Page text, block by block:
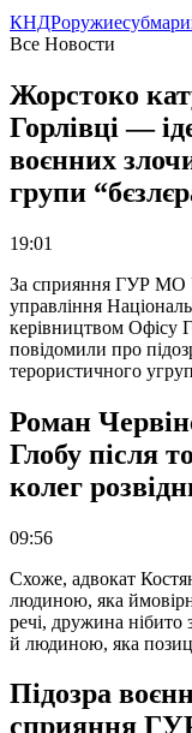
КНДРоружие
Все Новости
Жорстоко
Горлівці —
воєнних
групи
19:01
За сприяння ГУР МО
управління
керівництвом Офісу
повідомили про
терористичного
Роман
Глобу після
колег
09:56
Схоже, адвокат
людиною, яка
речі, дружина нібито
й людиною, яка
Підозра
сприяння